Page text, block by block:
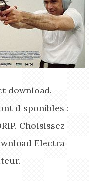
download.
disponibles :
Choisissez
Electra